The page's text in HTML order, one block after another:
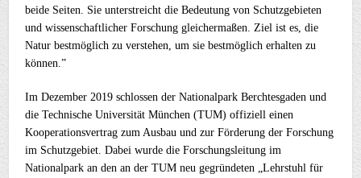
beide Seiten. Sie unterstreicht die Bedeutung von Schutzgebieten
und wissenschaftlicher Forschung gleichermaßen. Ziel ist es, die
Natur bestmöglich zu verstehen, um sie bestmöglich erhalten zu
können.”
Im Dezember 2019 schlossen der Nationalpark Berchtesgaden und
die Technische Universität München (TUM) offiziell einen
Kooperationsvertrag zum Ausbau und zur Förderung der Forschung
im Schutzgebiet. Dabei wurde die Forschungsleitung im
Nationalpark an den an der TUM neu gegründeten „Lehrstuhl für